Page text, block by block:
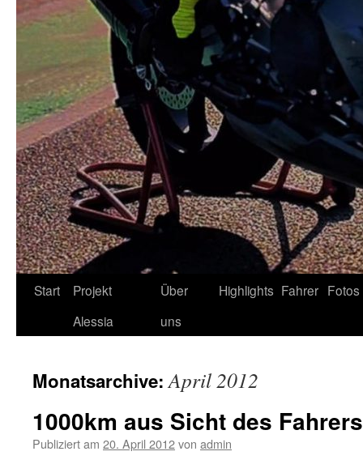
Zum
Start
Projekt
Alessia
Über
uns
Highlights Fahrer Fotos
Monatsarchive:April 2012
1000km aus Sicht des
Publiziert am 20. April 2012von admin